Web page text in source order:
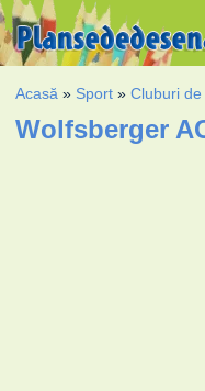
Acasă » Sport »Cluburi
Wolfsberger